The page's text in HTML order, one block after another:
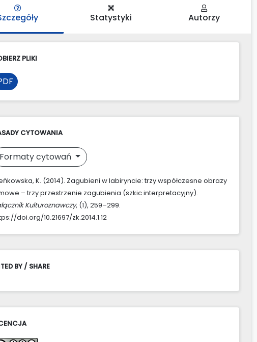
Statystyki Autorzy
PLIKI
CYTOWANIA
Formaty cytowań
K. (2014). Zagubieni w labiryncie: trzy współczesne obrazy
– trzy przestrzenie zagubienia (szkic interpretacyjny).
Kulturoznawczy, (1), 259–299.
doi.org/10.21697/zk.2014.1.12
BY / SHARE